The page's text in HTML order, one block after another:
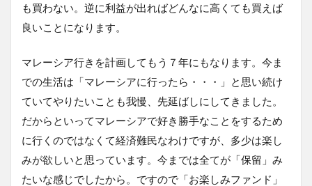
も買わない。逆に利益が出ればどんなに高くても買えば
良いことになります。
マレーシア行きを計画してもう７年にもなります。今ま
での生活は「マレーシアに行ったら・・・」と思い続け
ていてやりたいことも我慢、先延ばしにしてきました。
だからといってマレーシアで好き勝手なことをするため
に行くのではなくて経済難民なわけですが、多少は楽し
みが欲しいと思っています。今までは全てが「保留」み
たいな感じでしたから。ですので「お楽しみファンド」